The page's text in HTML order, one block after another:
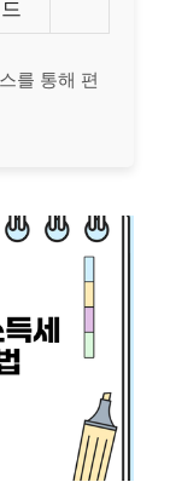
드
를 통해 편